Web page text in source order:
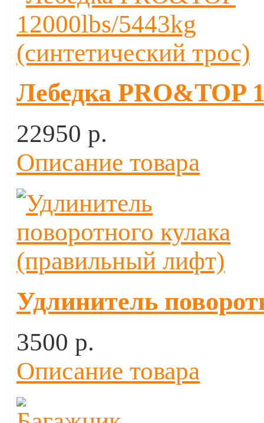
Лебедка PRO&TOP
22950 p.
Описание товара
Удлинитель
3500 p.
Описание товара